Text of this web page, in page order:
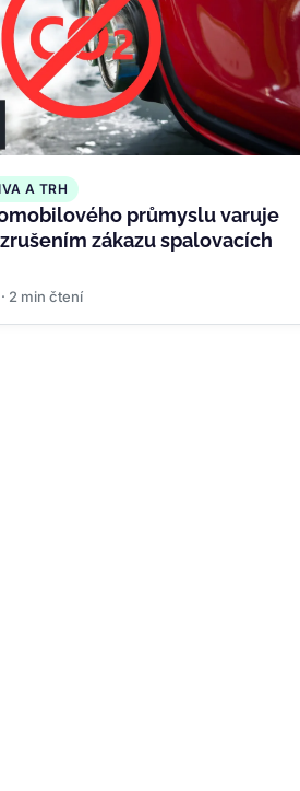
A TRH
průmyslu varuje
zákazu spalovacích
2 min čtení